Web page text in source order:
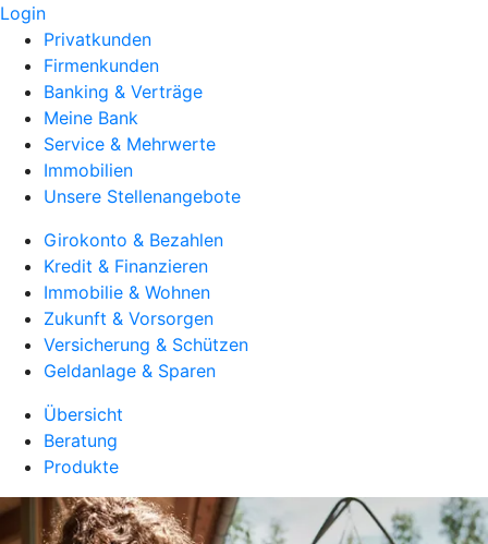
Login
Privatkunden
Firmenkunden
Banking & Verträge
Meine Bank
Service & Mehrwerte
Immobilien
Unsere Stellenangebote
Girokonto & Bezahlen
Kredit & Finanzieren
Immobilie & Wohnen
Zukunft & Vorsorgen
Versicherung & Schützen
Geldanlage & Sparen
Übersicht
Beratung
Produkte